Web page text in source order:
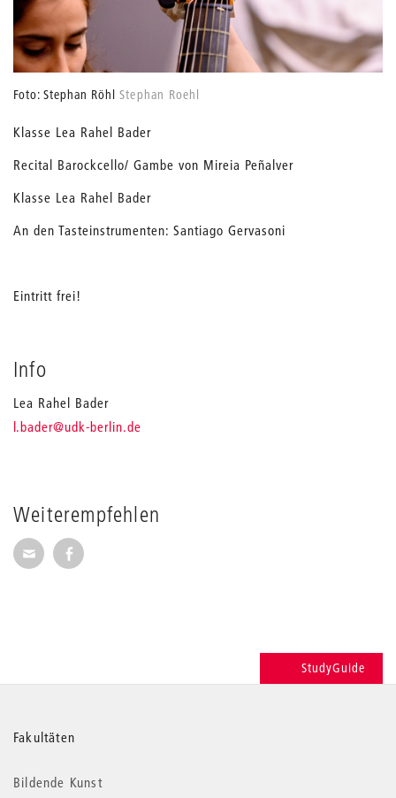
Weiterempfehlen
Seite per E-Mail weiterempfehlen
Seite auf Facebook weiterempfehlen
Foto: Stephan Röhl Stephan Roehl
Klasse Lea Rahel Bader
Recital Barockcello/ Gambe von Mireia Peñalver
Klasse Lea Rahel Bader
An den Tasteinstrumenten: Santiago Gervasoni
Eintritt frei!
Info
Lea Rahel Bader
l.bader_
@udk-berlin.de
StudyGuide
Weitere
Informationen
Fakultäten
Bildende Kunst